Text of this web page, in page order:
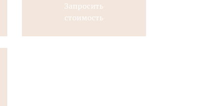
Запросить
стоимость